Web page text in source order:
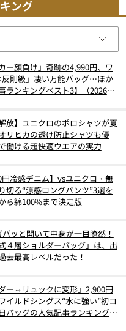
ング
ー顔負け」奇跡の4,990円、ワ
反則級」凄い万能バッグ…ほか
ランキングベスト3】（2026年
放】ユニクロのポロシャツが夏
リヒカの透け防止シャツも優
働ける超快適ウエアの実力
円冷感デニム】vsユニクロ・無
切る“涼感ロングパンツ”3選を
ら綿100%まで決定版
ッと開いて中身が一目瞭然！
４層ショルダーバッグ」は、出
去最高レベルだった！
ー⇔リュックに変形」2,900円
イルドシングス“水に強い”初コ
バッグの人気記事ランキングベ